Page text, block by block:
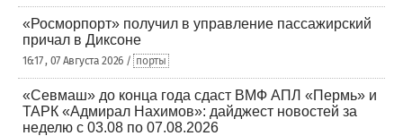
«Росморпорт» получил в управление пассажирский
причал в Диксоне
16:17 , 07 Августа 2026 / порты
«Севмаш» до конца года сдаст ВМФ АПЛ «Пермь» и
ТАРК «Адмирал Нахимов»: дайджест новостей за
неделю с 03.08 по 07.08.2026